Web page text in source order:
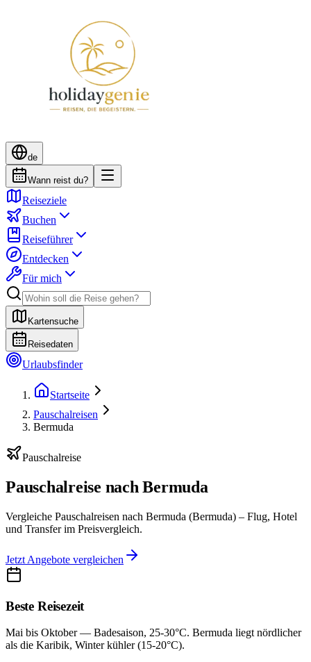
de
Wann reist du?
Reiseziele
Buchen
Reiseführer
Entdecken
Für mich
Kartensuche
Reisedaten
Urlaubsfinder
Startseite
Pauschalreisen
Bermuda
Pauschalreise
Pauschalreise nach Bermuda
Vergleiche Pauschalreisen nach Bermuda (Bermuda) – Flug, Hotel
und Transfer im Preisvergleich.
Jetzt Angebote vergleichen
Beste Reisezeit
Mai bis Oktober — Badesaison, 25-30°C. Bermuda liegt nördlicher
als die Karibik, Winter kühler (15-20°C).